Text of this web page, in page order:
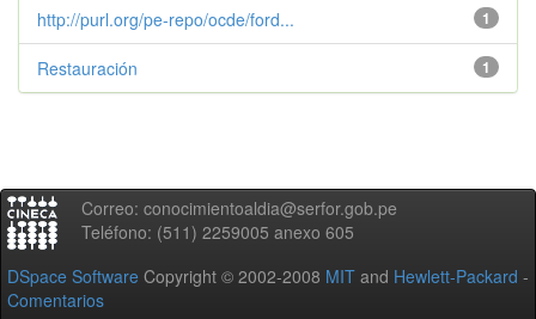
1
http://purl.org/pe-repo/ocde/ford...
1
Restauración
Correo: conocimientoaldia@serfor.gob.pe
Teléfono: (511) 2259005 anexo 605
DSpace Software Copyright © 2002-2008 MIT and Hewlett-Packard -
Comentarios